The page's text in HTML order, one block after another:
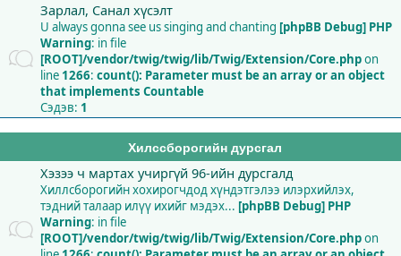
Зарлал, Санал хүсэлт
U always gonna see us singing and chanting [phpBB Debug] PHP
Warning: in file
[ROOT]/vendor/twig/twig/lib/Twig/Extension/Core.phpon
line 1266: count(): Parameter must be an array or an object
that implements Countable
Сэдэв: 1
Хилссборогийн дурсгал
Хэзээ ч мартах учиргүй 96-ийн дурсгалд
Хиллсборогийн хохирогчдод хүндэтгэлээ илэрхийлэх,
тэдний талаар илүү ихийг мэдэх... [phpBB Debug] PHP
Warning: in file
[ROOT]/vendor/twig/twig/lib/Twig/Extension/Core.phpon